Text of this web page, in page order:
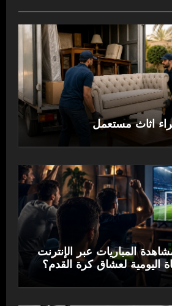
اثاث مستعمل
المباريات عبر الإنترنت
اليومية لعشاق كرة القدم؟